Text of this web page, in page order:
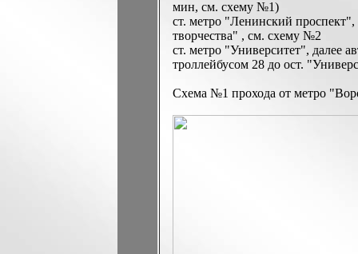
мин, см. схему №1)
ст. метро "Ленинский проспект",
творчества" , см. схему №2
ст. метро "Университет", далее
троллейбусом 28 до ост.
Схема №1 прохода от метро